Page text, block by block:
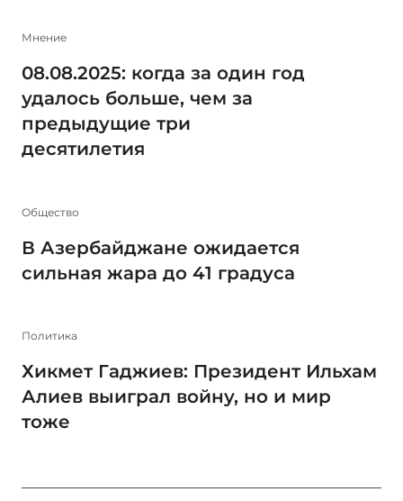
Мнение
08.08.2025: когда за один год
удалось больше, чем за
предыдущие три
десятилетия
Общество
В Азербайджане ожидается
сильная жара до 41 градуса
Политика
Хикмет Гаджиев: Президент Ильхам
Алиев выиграл войну, но и мир
тоже